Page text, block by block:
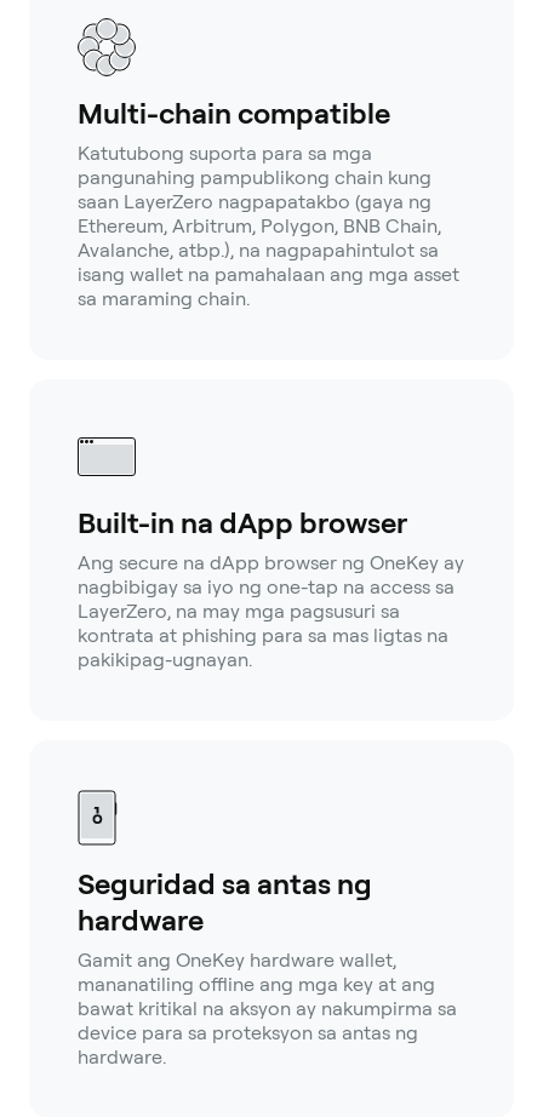
Multi-chain compatible
Katutubong suporta para sa mga
pangunahing pampublikong chain kung
saan LayerZero nagpapatakbo (gaya ng
Ethereum, Arbitrum, Polygon, BNB Chain,
Avalanche, atbp.), na nagpapahintulot sa
isang wallet na pamahalaan ang mga asset
sa maraming chain.
Built-in na dApp browser
Ang secure na dApp browser ng OneKey ay
nagbibigay sa iyo ng one-tap na access sa
LayerZero, na may mga pagsusuri sa
kontrata at phishing para sa mas ligtas na
pakikipag-ugnayan.
Seguridad sa antas ng
hardware
Gamit ang OneKey hardware wallet,
mananatiling offline ang mga key at ang
bawat kritikal na aksyon ay nakumpirma sa
device para sa proteksyon sa antas ng
hardware.